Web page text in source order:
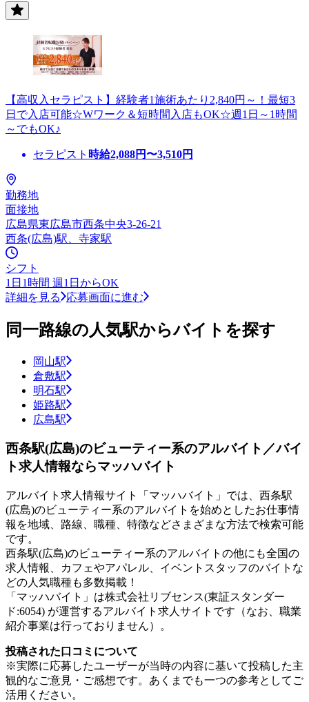
【高収入セラピスト】経験者1施術あたり2,840円～！最短3
日で入店可能☆Wワーク＆短時間入店もOK☆週1日～1時間
～でもOK♪
セラピスト 時給2,088円〜3,510円
勤務地
面接地
広島県東広島市西条中央3-26-21
西条(広島)駅、寺家駅
シフト
1日1時間 週1日からOK
詳細を見る
応募画面に進む
同一路線の人気駅からバイトを探す
岡山駅
倉敷駅
明石駅
姫路駅
広島駅
西条駅(広島)のビューティー系のアルバイト／バイ
ト求人情報ならマッハバイト
アルバイト求人情報サイト「マッハバイト」では、西条駅
(広島)のビューティー系のアルバイトを始めとしたお仕事情
報を地域、路線、職種、特徴などさまざまな方法で検索可能
です。
西条駅(広島)のビューティー系のアルバイトの他にも全国の
求人情報、カフェやアパレル、イベントスタッフのバイトな
どの人気職種も多数掲載！
「マッハバイト」は株式会社リブセンス(東証スタンダー
ド:6054) が運営するアルバイト求人サイトです（なお、職業
紹介事業は行っておりません）。
投稿された口コミについて
※実際に応募したユーザーが当時の内容に基いて投稿した主
観的なご意見・ご感想です。あくまでも一つの参考としてご
活用ください。